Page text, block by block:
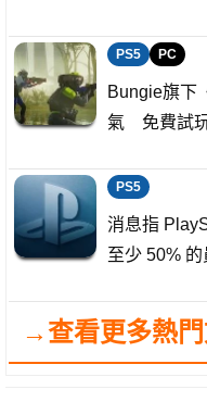
PS5 PC
Bungie旗下
氣 免費試
PS5
消息指
至少 50% 的
→查看更多熱